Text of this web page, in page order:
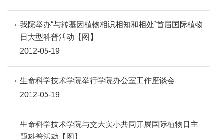
我院举办“与转基因植物相识相知和相处”首届国际植物
日大型科普活动【图】
2012-05-19
生命科学技术学院举行学院办公室工作座谈会
2012-05-19
生命科学技术学院与交大实小共同开展国际植物日主
题科普活动【图】